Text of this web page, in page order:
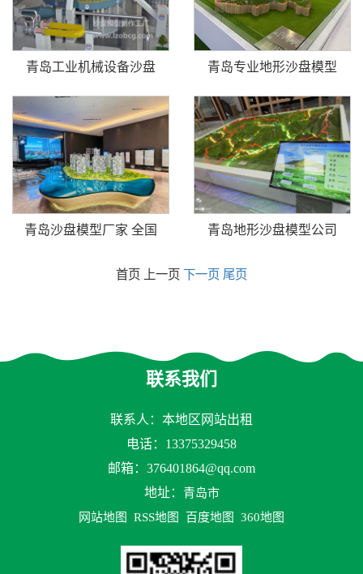
青岛工业机械设备沙盘 青岛专业地形沙盘模型
青岛沙盘模型厂家 全国 青岛地形沙盘模型公司
首页 上一页 下一页 尾页
联系我们
联系人：本地区网站出租
电话：13375329458
邮箱： 376401864@qq.com
地址： 青岛市
网站地图
RSS地图 百度地图 360地图